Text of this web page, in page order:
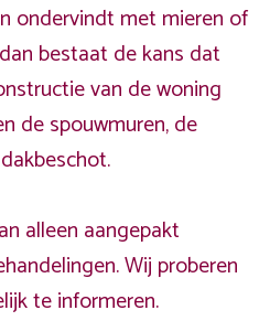
ondervindt met mieren of
bestaat de kans dat
van de woning
de spouwmuren, de
alleen aangepakt
Wij proberen
te informeren.